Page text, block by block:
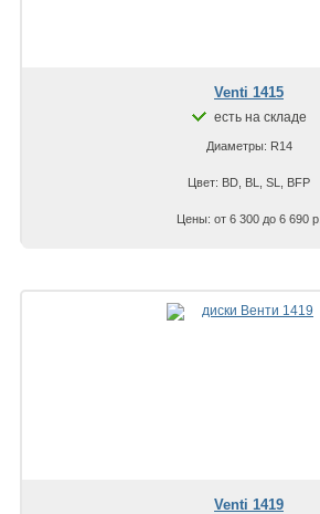
Venti 1415
есть на складе
Диаметры: R14
Цвет: BD, BL, SL, BFP
Цены: от 6 300 до 6 690 р.
Venti 1419